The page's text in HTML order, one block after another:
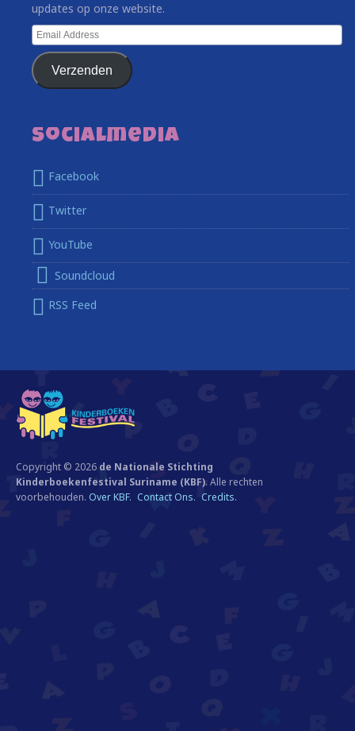
updates op onze website.
Email
Address
Verzenden
Socialmedia
Facebook
Twitter
YouTube
Soundcloud
RSS Feed
Copyright © 2026 de Nationale Stichting
Kinderboekenfestival Suriname (KBF). Alle rechten
voorbehouden. Over KBF. Contact Ons. Credits.